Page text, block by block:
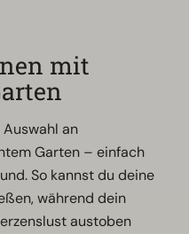
mit
an
Garten – einfach
So kannst du deine
während dein
austoben